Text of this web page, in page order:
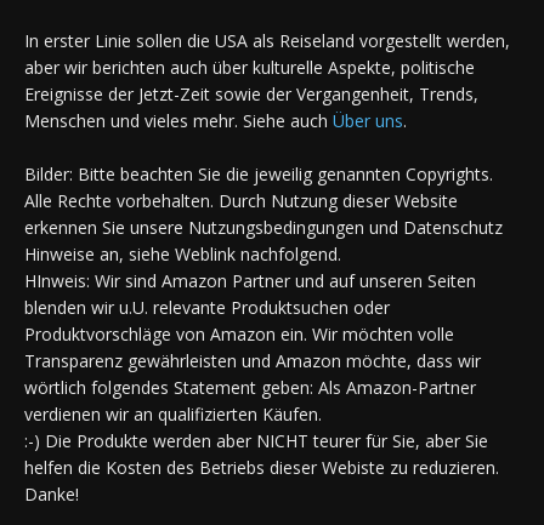
In erster Linie sollen die USA als Reiseland vorgestellt werden,
aber wir berichten auch über kulturelle Aspekte, politische
Ereignisse der Jetzt-Zeit sowie der Vergangenheit, Trends,
Menschen und vieles mehr. Siehe auch Über uns.
Bilder: Bitte beachten Sie die jeweilig genannten Copyrights.
Alle Rechte vorbehalten. Durch Nutzung dieser Website
erkennen Sie unsere Nutzungsbedingungen und Datenschutz
Hinweise an, siehe Weblink nachfolgend.
HInweis: Wir sind Amazon Partner und auf unseren Seiten
blenden wir u.U. relevante Produktsuchen oder
Produktvorschläge von Amazon ein. Wir möchten volle
Transparenz gewährleisten und Amazon möchte, dass wir
wörtlich folgendes Statement geben: Als Amazon-Partner
verdienen wir an qualifizierten Käufen.
:-) Die Produkte werden aber NICHT teurer für Sie, aber Sie
helfen die Kosten des Betriebs dieser Webiste zu reduzieren.
Danke!